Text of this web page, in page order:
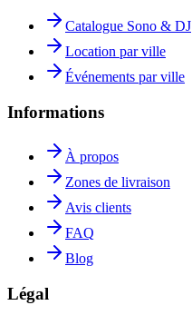
Catalogue Sono & DJ
Location par ville
Événements par ville
Informations
À propos
Zones de livraison
Avis clients
FAQ
Blog
Légal